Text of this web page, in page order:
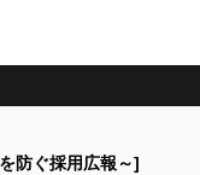
防ぐ採用広報～]